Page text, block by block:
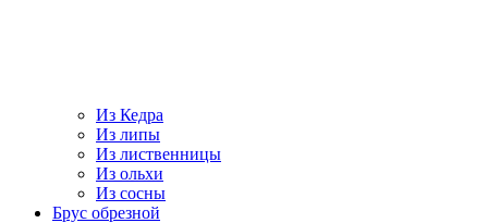
Из Кедра
Из липы
Из лиственницы
Из ольхи
Из сосны
Брус обрезной